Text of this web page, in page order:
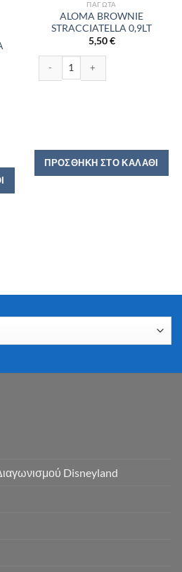
ΠΑΓΩΤΆ
ALOMA BROWNIE
STRACCIATELLA 0,9LT
5,50€
ΠΡΟΣΘΉΚΗ ΣΤΟ ΚΑΛΆΘΙ
Disneyland